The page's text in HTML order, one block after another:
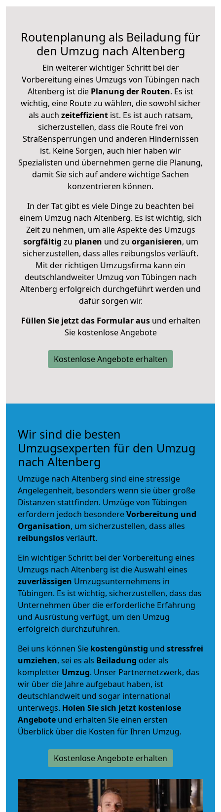
Routenplanung als Beiladung für
den Umzug nach Altenberg
Ein weiterer wichtiger Schritt bei der
Vorbereitung eines Umzugs von Tübingen nach
Altenberg ist die Planung der Routen. Es ist
wichtig, eine Route zu wählen, die sowohl sicher
als auch zeiteffizientist. Es ist auch ratsam,
sicherzustellen, dass die Route frei von
Straßensperrungen und anderen Hindernissen
ist. Keine Sorgen, auch hier haben wir
Spezialisten und übernehmen gerne die Planung,
damit Sie sich auf andere wichtige Sachen
konzentrieren können.
In der Tat gibt es viele Dinge zu beachten bei
einem Umzug nach Altenberg. Es ist wichtig, sich
Zeit zu nehmen, um alle Aspekte des Umzugs
sorgfältig zu planen und zu organisieren, um
sicherzustellen, dass alles reibungslos verläuft.
Mit der richtigen Umzugsfirma kann ein
deutschlandweiter Umzug von Tübingen nach
Altenberg erfolgreich durchgeführt werden und
dafür sorgen wir.
Füllen Sie jetzt das Formular ausund erhalten
Sie kostenlose Angebote
Kostenlose Angebote erhalten
Wir sind die besten
Umzugsexperten für den Umzug
nach Altenberg
Umzüge nach Altenberg sind eine stressige
Angelegenheit, besonders wenn sie über große
Distanzen stattfinden. Umzüge von Tübingen
erfordern jedoch besondereVorbereitung und
Organisation, um sicherzustellen, dass alles
reibungslosverläuft.
Ein wichtiger Schritt bei der Vorbereitung eines
Umzugs nach Altenberg ist die Auswahl eines
zuverlässigen Umzugsunternehmens in
Tübingen. Es ist wichtig, sicherzustellen, dass das
Unternehmen über die erforderliche Erfahrung
und Ausrüstung verfügt, um den Umzug
erfolgreich durchzuführen.
Bei uns können Sie kostengünstig und stressfrei
umziehen, sei es als Beiladung oder als
kompletter Umzug. Unser Partnernetzwerk, das
wir über die Jahre aufgebaut haben, ist
deutschlandweit und sogar international
unterwegs. Holen Sie sich jetzt kostenlose
Angebote und erhalten Sie einen ersten
Überblick über die Kosten für Ihren Umzug.
Kostenlose Angebote erhalten